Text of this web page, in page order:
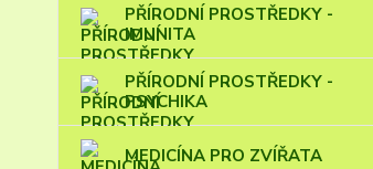
PŘÍRODNÍ PROSTŘEDKY -
IMUNITA
PŘÍRODNÍ PROSTŘEDKY -
PSYCHIKA
MEDICÍNA PRO ZVÍŘATA